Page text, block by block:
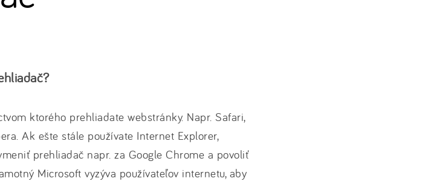
ktorého prehliadate webstránky. Napr. Safari,
Ak ešte stále používate Internet Explorer,
prehliadač napr. za Google Chrome a povoliť
Microsoft vyzýva používateľov internetu, aby